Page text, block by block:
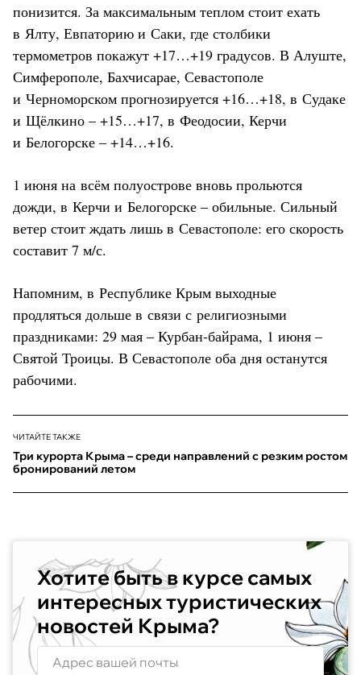
понизится. За максимальным теплом стоит ехать
в Ялту, Евпаторию и Саки, где столбики
термометров покажут +17…+19 градусов. В Алуште,
Симферополе, Бахчисарае, Севастополе
и Черноморском прогнозируется +16…+18, в Судаке
и Щёлкино – +15…+17, в Феодосии, Керчи
и Белогорске – +14…+16.
1 июня на всём полуострове вновь прольются
дожди, в Керчи и Белогорске – обильные. Сильный
ветер стоит ждать лишь в Севастополе: его скорость
составит 7 м/с.
Напомним, в Республике Крым выходные
продляться дольше в связи с религиозными
праздниками: 29 мая – Курбан-байрама, 1 июня –
Святой Троицы. В Севастополе оба дня останутся
рабочими.
ЧИТАЙТЕ ТАКЖЕ
Три курорта Крыма – среди направлений с резким ростом
бронирований летом
Хотите быть в курсе самых
интересных туристических
новостей Крыма?